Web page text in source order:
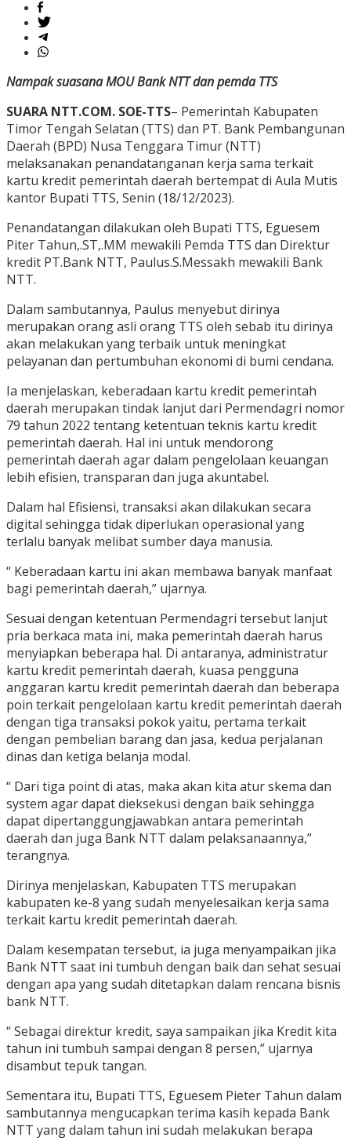
Nampak suasana MOU Bank NTT dan pemda TTS
SUARA NTT.COM. SOE-TTS– Pemerintah Kabupaten
Timor Tengah Selatan (TTS) dan PT. Bank Pembangunan
Daerah (BPD) Nusa Tenggara Timur (NTT)
melaksanakan penandatanganan kerja sama terkait
kartu kredit pemerintah daerah bertempat di Aula Mutis
kantor Bupati TTS, Senin (18/12/2023).
Penandatangan dilakukan oleh Bupati TTS, Eguesem
Piter Tahun,.ST,.MM mewakili Pemda TTS dan Direktur
kredit PT.Bank NTT, Paulus.S.Messakh mewakili Bank
NTT.
Dalam sambutannya, Paulus menyebut dirinya
merupakan orang asli orang TTS oleh sebab itu dirinya
akan melakukan yang terbaik untuk meningkat
pelayanan dan pertumbuhan ekonomi di bumi cendana.
Ia menjelaskan, keberadaan kartu kredit pemerintah
daerah merupakan tindak lanjut dari Permendagri nomor
79 tahun 2022 tentang ketentuan teknis kartu kredit
pemerintah daerah. Hal ini untuk mendorong
pemerintah daerah agar dalam pengelolaan keuangan
lebih efisien, transparan dan juga akuntabel.
Dalam hal Efisiensi, transaksi akan dilakukan secara
digital sehingga tidak diperlukan operasional yang
terlalu banyak melibat sumber daya manusia.
“ Keberadaan kartu ini akan membawa banyak manfaat
bagi pemerintah daerah,” ujarnya.
Sesuai dengan ketentuan Permendagri tersebut lanjut
pria berkaca mata ini, maka pemerintah daerah harus
menyiapkan beberapa hal. Di antaranya, administratur
kartu kredit pemerintah daerah, kuasa pengguna
anggaran kartu kredit pemerintah daerah dan beberapa
poin terkait pengelolaan kartu kredit pemerintah daerah
dengan tiga transaksi pokok yaitu, pertama terkait
dengan pembelian barang dan jasa, kedua perjalanan
dinas dan ketiga belanja modal.
“ Dari tiga point di atas, maka akan kita atur skema dan
system agar dapat dieksekusi dengan baik sehingga
dapat dipertanggungjawabkan antara pemerintah
daerah dan juga Bank NTT dalam pelaksanaannya,”
terangnya.
Dirinya menjelaskan, Kabupaten TTS merupakan
kabupaten ke-8 yang sudah menyelesaikan kerja sama
terkait kartu kredit pemerintah daerah.
Dalam kesempatan tersebut, ia juga menyampaikan jika
Bank NTT saat ini tumbuh dengan baik dan sehat sesuai
dengan apa yang sudah ditetapkan dalam rencana bisnis
bank NTT.
“ Sebagai direktur kredit, saya sampaikan jika Kredit kita
tahun ini tumbuh sampai dengan 8 persen,” ujarnya
disambut tepuk tangan.
Sementara itu, Bupati TTS, Eguesem Pieter Tahun dalam
sambutannya mengucapkan terima kasih kepada Bank
NTT yang dalam tahun ini sudah melakukan berapa